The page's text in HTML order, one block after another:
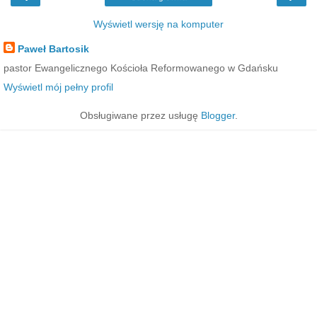
Wyświetl wersję na komputer
Paweł Bartosik
pastor Ewangelicznego Kościoła Reformowanego w Gdańsku
Wyświetl mój pełny profil
Obsługiwane przez usługę Blogger.